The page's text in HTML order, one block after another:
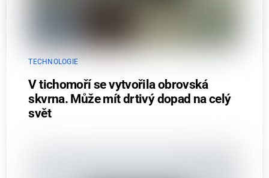
TECHNOLOGIE
V tichomoří se vytvořila obrovská
skvrna. Může mít drtivý dopad na celý
svět